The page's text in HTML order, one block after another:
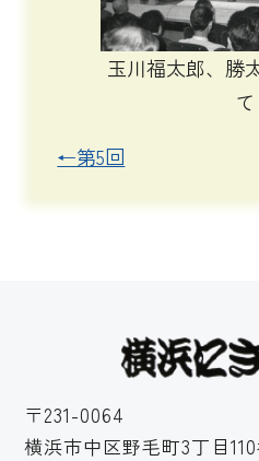
玉川福太郎、勝
て
←第5回
〒231-0064
横浜市中区野毛町3丁目